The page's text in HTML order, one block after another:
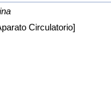
Circulatorio]